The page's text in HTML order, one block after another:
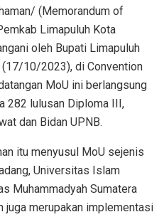
(Memorandum of
Limapuluh Kota
oleh Bupati Limapuluh
(17/10/2023), di Convention
MoU ini berlangsung
282 lulusan Diploma III,
dan Bidan UPNB.
itu menyusul MoU sejenis
Universitas Islam
Muhammadyah Sumatera
juga merupakan implementasi